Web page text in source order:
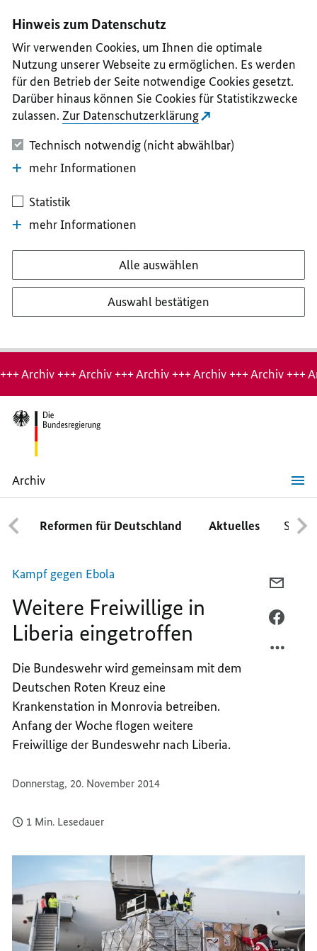
II
III
IV
V
Hinweis zum Datenschutz
Wir verwenden Cookies, um Ihnen die optimale
Nutzung unserer Webseite zu ermöglichen. Es werden
für den Betrieb der Seite notwendige Cookies gesetzt.
Darüber hinaus können Sie Cookies für Statistikzwecke
zulassen. Zur Datenschutzerklärung
Technisch notwendig (nicht abwählbar)
mehr Informationen
Statistik
mehr Informationen
Alle auswählen
Auswahl bestätigen
Hinweis:
Archiv-
Seite
+++ Archiv +++ Archiv +++ Archiv +++ Archiv +++ Archiv +++
Archiv
Weitere
Freiwillige
in
LiberiaReformen für Deutschland Aktuelles
Kampf gegen Ebola
Weitere Freiwillige in
Liberia eingetroffen
Die Bundeswehr wird gemeinsam mit dem
Deutschen Roten Kreuz eine
Krankenstation in Monrovia betreiben.
Anfang der Woche flogen weitere
Freiwillige der Bundeswehr nach Liberia.
Donnerstag, 20. November 2014
1 Min. Lesedauer